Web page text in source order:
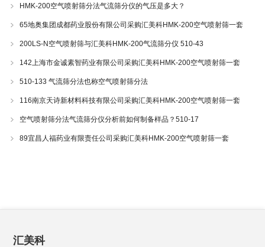
HMK-200空气喷射筛分法气流筛分仪的气压是多大？
65地奥集团成都药业股份有限公司采购汇美科HMK-200空气喷射筛一套
200LS-N空气喷射筛与汇美科HMK-200气流筛分仪 510-43
142上海市金诚素智药业有限公司采购汇美科HMK-200空气喷射筛一套
510-133 气流筛分法也称空气喷射筛分法
116南京天诗新材料科技有限公司采购汇美科HMK-200空气喷射筛一套
空气喷射筛分法气流筛分仪分析前如何制备样品？510-17
89宜昌人福药业有限责任公司采购汇美科HMK-200空气喷射筛一套
汇美科